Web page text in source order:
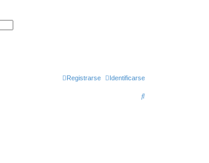
Identificarse
Registrarse
B